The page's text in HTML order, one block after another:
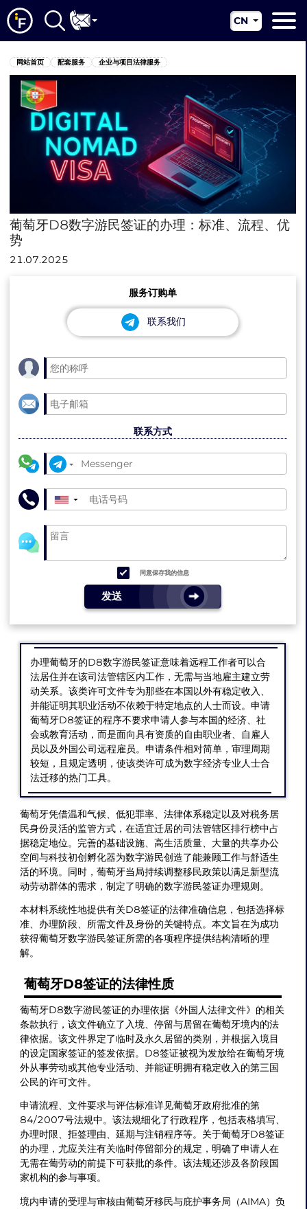
关于我们
配套服务
新闻资讯
管辖区
联系我们
CN
EN
网站首页 配套服务 企业与项目法律服务
葡萄牙D8数字游民签证的办理：标准、流程、优
势
21.07.2025
服务订购单
联系我们
联系方式
▼
同意保存我的信息
发送
办理葡萄牙的D8数字游民签证意味着远程工作者可以合
法居住并在该司法管辖区内工作，无需与当地雇主建立劳
动关系。该类许可文件专为那些在本国以外有稳定收入、
并能证明其职业活动不依赖于特定地点的人士而设。申请
葡萄牙D8签证的程序不要求申请人参与本国的经济、社
会或教育活动，而是面向具有资质的自由职业者、自雇人
员以及外国公司远程雇员。申请条件相对简单，审理周期
较短，且规定透明，使该类许可成为数字经济专业人士合
法迁移的热门工具。
葡萄牙凭借温和气候、低犯罪率、法律体系稳定以及对税务居
民身份灵活的监管方式，在适宜迁居的司法管辖区排行榜中占
据稳定地位。完善的基础设施、高生活质量、大量的共享办公
空间与科技初创孵化器为数字游民创造了能兼顾工作与舒适生
活的环境。同时，葡萄牙当局持续调整移民政策以满足新型流
动劳动群体的需求，制定了明确的数字游民签证办理规则。
本材料系统性地提供有关D8签证的法律准确信息，包括选择标
准、办理阶段、所需文件及身份的关键特点。本文旨在为成功
获得葡萄牙数字游民签证所需的各项程序提供结构清晰的理
解。
葡萄牙D8签证的法律性质
葡萄牙D8数字游民签证的办理依据《外国人法律文件》的相关
条款执行，该文件确立了入境、停留与居留在葡萄牙境内的法
律依据。该文件界定了临时及永久居留的类别，并根据入境目
的设定国家签证的签发依据。D8签证被视为发放给在葡萄牙境
外从事劳动或其他专业活动、并能证明拥有稳定收入的第三国
公民的许可文件。
申请流程、文件要求与评估标准详见葡萄牙政府批准的第
84/2007号法规中。该法规细化了行政程序，包括表格填写、
办理时限、拒签理由、延期与注销程序等。关于葡萄牙D8签证
的办理，尤应关注有关临时停留部分的规定，明确了申请人在
无需在葡劳动的前提下可获批的条件。该法规还涉及各阶段国
家机构的参与事项。
境内申请的受理与审核由葡萄牙移民与庇护事务局（AIMA）负